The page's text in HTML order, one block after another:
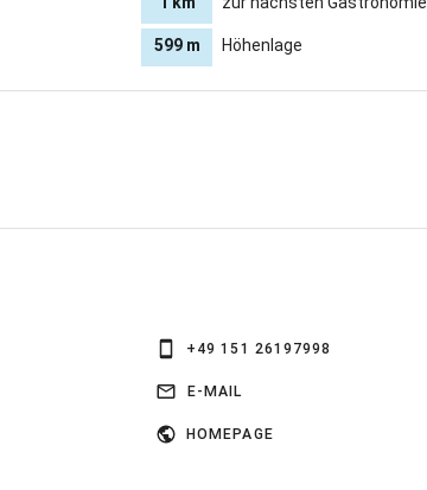
599 m Höhenlage
+49 151 26197998
E-MAIL
HOMEPAGE